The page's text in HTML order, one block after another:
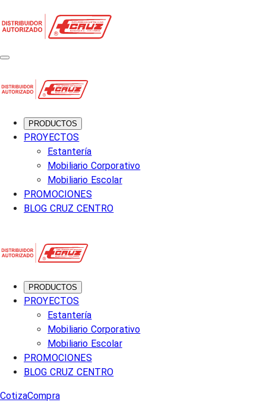
PRODUCTOS
PROYECTOS
Estantería
Mobiliario Corporativo
Mobiliario Escolar
PROMOCIONES
BLOG CRUZ CENTRO
PRODUCTOS
PROYECTOS
Estantería
Mobiliario Corporativo
Mobiliario Escolar
PROMOCIONES
BLOG CRUZ CENTRO
CotizaCompra